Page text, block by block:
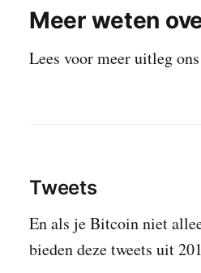
Meer weten
Lees voor meer uitleg ons
Tweets
En als je Bitcoin niet
bieden deze tweets uit